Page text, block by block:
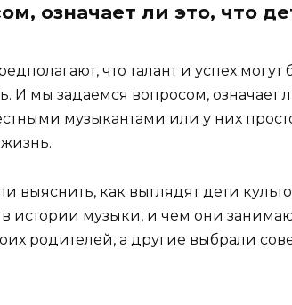
означает ли это, что
что талант и успех
И мы задаемся вопросом, означает
музыкантами или у них
выяснить, как выглядят дети
в истории музыки, и чем они
родителей, а другие выбрали